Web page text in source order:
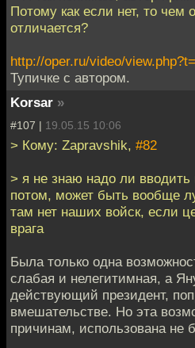
Потому как если нет, то чем
отличается?
http://oper.ru/video/
Тупичке с автором.
Korsar »
#107 | 19.05.15 10:06
> Кому: Zapravshik, #82
> я не знаю надо ли вводить
потом, может быть вообще
там нет наших войск, если
врага
Была только одна
слабая и нелегитимная, а
действующий президент,
вмешательстве. Но эта
причинам, использована не